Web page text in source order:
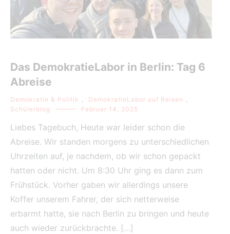
Das DemokratieLabor in Berlin: Tag 6
Abreise
Demokratie & Politik , DemokratieLabor auf Reisen ,
Schülerblog
Februar 14, 2025
Liebes Tagebuch, Heute war leider schon die
Abreise. Wir standen morgens zu unterschiedlichen
Uhrzeiten auf, je nachdem, ob wir schon gepackt
hatten oder nicht. Um 8:30 Uhr ging es dann zum
Frühstück. Vorher gaben wir allerdings unsere
Koffer unserem Fahrer, der sich netterweise
erbarmt hatte, sie nach Berlin zu bringen und heute
auch wieder zurückbrachte. […]